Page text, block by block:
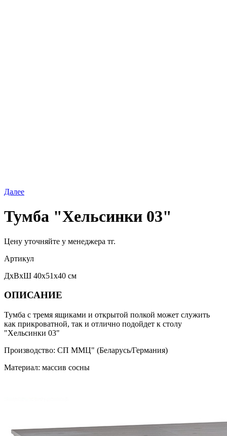
Далее
Тумба "Хельсинки 03"
Цену уточняйте у менеджера тг.
Артикул
ДхВхШ 40х51х40 см
ОПИСАНИЕ
Тумба с тремя ящиками и открытой полкой может служить
как прикроватной, так и отлично подойдет к столу
"Хельсинки 03"
Производство: СП ММЦ" (Беларусь/Германия)
Материал: массив сосны